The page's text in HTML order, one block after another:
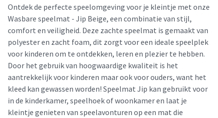
Ontdek de perfecte speelomgeving voor je kleintje met onze
Wasbare speelmat - Jip Beige, een combinatie van stijl,
comfort en veiligheid. Deze zachte speelmat is gemaakt van
polyester en zacht foam, dit zorgt voor een ideale speelplek
voor kinderen om te ontdekken, leren en plezier te hebben.
Door het gebruik van hoogwaardige kwaliteit is het
aantrekkelijk voor kinderen maar ook voor ouders, want het
kleed kan gewassen worden! Speelmat Jip kan gebruikt voor
in de kinderkamer, speelhoek of woonkamer en laat je
kleintje genieten van speelavonturen op een mat die